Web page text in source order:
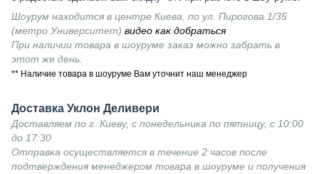
Шоурум находится в центре Киева, по ул. Пирогова 1/35
(метро Университет) видео как добраться
При наличии товара в шоуруме заказ можно забрать в
этот же день.
** Наличие товара в шоуруме Вам уточнит наш менеджер
Доставка Уклон Деливери
Доставляем по г. Киеву, с понедельника по пятницу, с 10:00
до 17:30
Отправка осуществляется в течение 2 часов после
подтверждения менеджером товара в шоуруме и получения